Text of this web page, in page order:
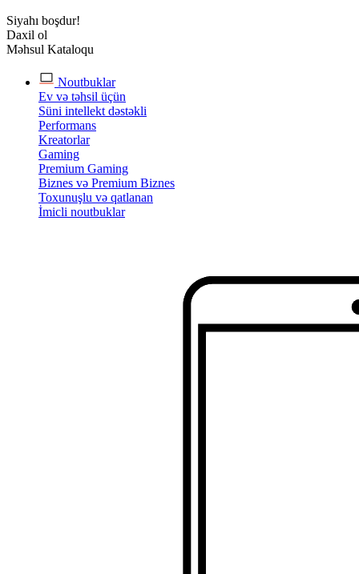
Siyahı boşdur!
Daxil ol
Məhsul Kataloqu
Noutbuklar
Ev və təhsil üçün
Süni intellekt dəstəkli
Performans
Kreatorlar
Gaming
Premium Gaming
Biznes və Premium Biznes
Toxunuşlu və qatlanan
İmicli noutbuklar